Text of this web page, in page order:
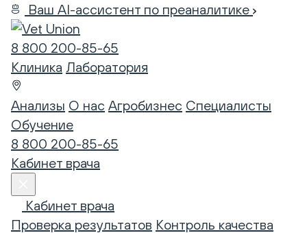
Ваш AI-ассистент по преаналитике
8 800 200-85-65
Клиника Лаборатория
Анализы О нас Агробизнес Специалисты
Обучение
8 800 200-85-65
Кабинет врача
Кабинет врача
Проверка результатов Контроль качества